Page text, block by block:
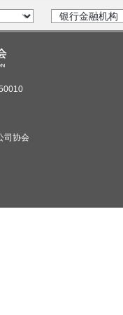
司协会